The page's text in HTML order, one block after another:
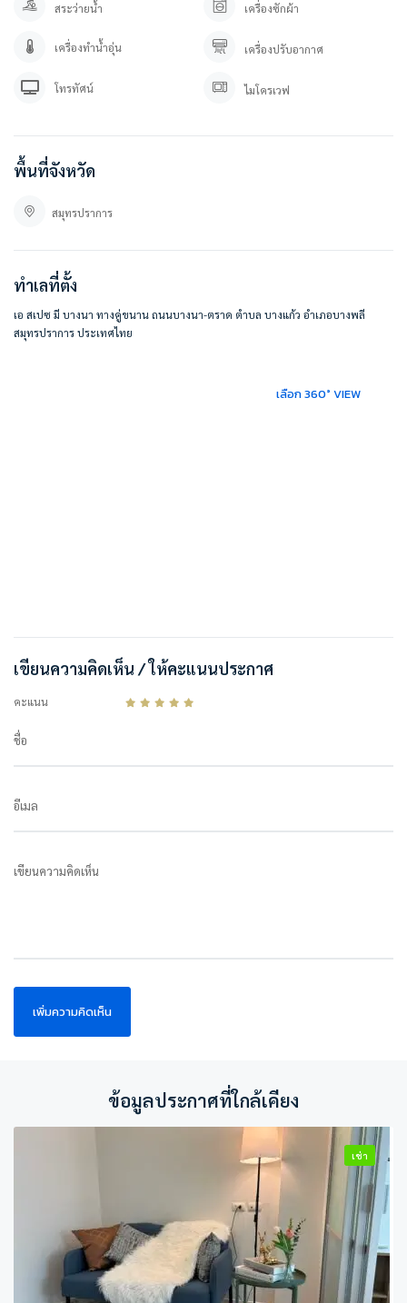
บริษัท เบสท์โฮมคอนโด จำกัด
บริการรับฝากขาย/เช่า บ้าน คอนโด
https://goo.gl/maps/9UkhpdAg8TaRpstS7
สระว่ายน้ำ เครื่องซักผ้า
เครื่องทำน้ำอุ่น เครื่องปรับอากาศ
โทรทัศน์ ไมโครเวฟ
พื้นที่จังหวัด
สมุทรปราการ
ทำเลที่ตั้ง
เอ สเปซ มี บางนา ทางคู่ขนาน ถนนบางนา-ตราด ตำบล บางแก้ว อำเภอบางพลี
สมุทรปราการ ประเทศไทย
เลือก 360° VIEW
เขียนความคิดเห็น / ให้คะแนนประกาศ
คะแนน
ชื่อ
อีเมล
เขียนความคิดเห็น
ข้อมูลประกาศที่ใกล้เคียง
เช่า